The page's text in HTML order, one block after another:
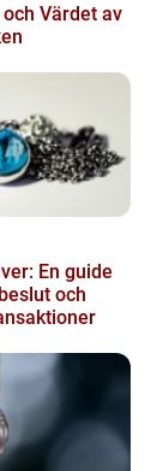
Värdet av
En guide
och